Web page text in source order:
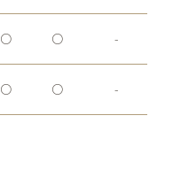
○ ○ -
○ ○ -